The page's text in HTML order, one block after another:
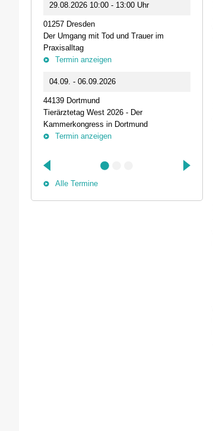
29.08.2026 10:00 - 13:00 Uhr
01257 Dresden
Der Umgang mit Tod und Trauer im
Praxisalltag
Termin anzeigen
04.09. - 06.09.2026
44139 Dortmund
Tierärztetag West 2026 - Der
Kammerkongress in Dortmund
Termin anzeigen
Alle Termine